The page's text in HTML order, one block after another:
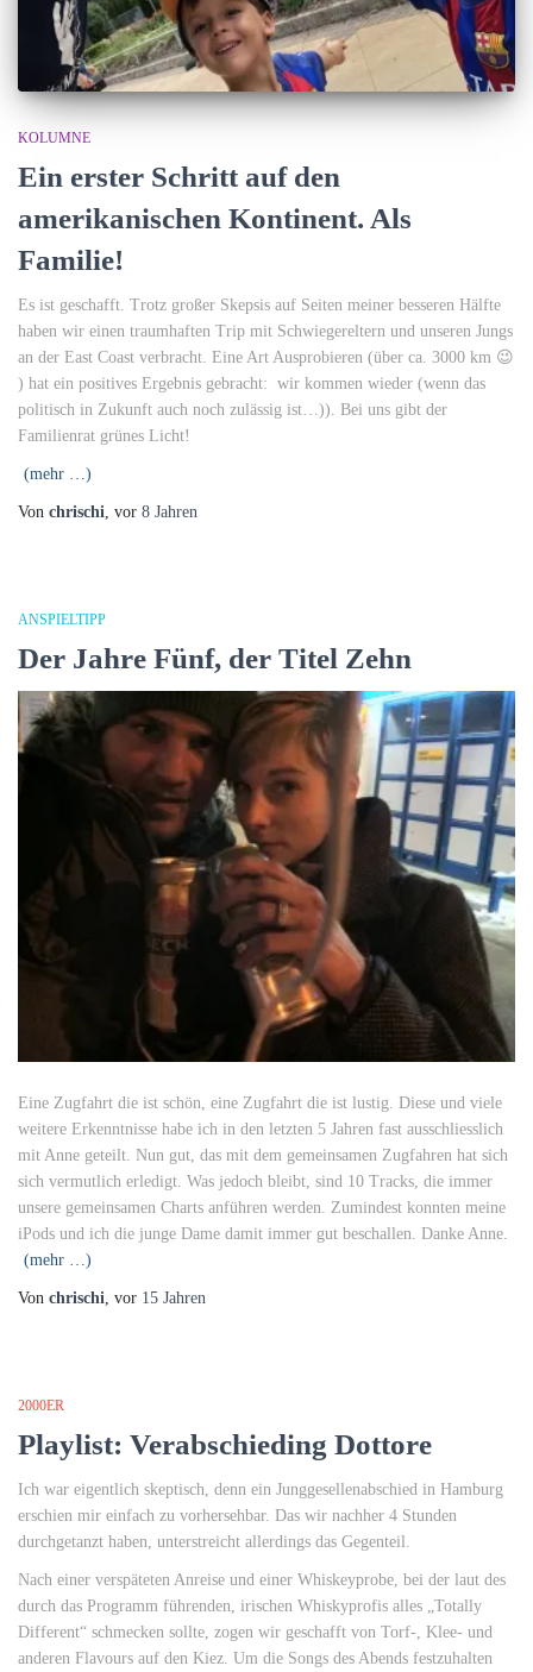
KOLUMNE
Ein erster Schritt auf den
amerikanischen Kontinent. Als
Familie!
Es ist geschafft. Trotz großer Skepsis auf Seiten meiner besseren Hälfte
haben wir einen traumhaften Trip mit Schwiegereltern und unseren Jungs
an der East Coast verbracht. Eine Art Ausprobieren (über ca. 3000 km 😉
) hat ein positives Ergebnis gebracht: wir kommen wieder (wenn das
politisch in Zukunft auch noch zulässig ist…)). Bei uns gibt der
Familienrat grünes Licht!
(mehr …)
Von chrischi , vor 8 Jahren
ANSPIELTIPP
Der Jahre Fünf, der Titel Zehn
Eine Zugfahrt die ist schön, eine Zugfahrt die ist lustig. Diese und viele
weitere Erkenntnisse habe ich in den letzten 5 Jahren fast ausschliesslich
mit Anne geteilt. Nun gut, das mit dem gemeinsamen Zugfahren hat sich
sich vermutlich erledigt. Was jedoch bleibt, sind 10 Tracks, die immer
unsere gemeinsamen Charts anführen werden. Zumindest konnten meine
iPods und ich die junge Dame damit immer gut beschallen. Danke Anne.
(mehr …)
Von chrischi , vor 15 Jahren
2000ER
Playlist: Verabschieding Dottore
Ich war eigentlich skeptisch, denn ein Junggesellenabschied in Hamburg
erschien mir einfach zu vorhersehbar. Das wir nachher 4 Stunden
durchgetanzt haben, unterstreicht allerdings das Gegenteil.
Nach einer verspäteten Anreise und einer Whiskeyprobe, bei der laut des
durch das Programm führenden, irischen Whiskyprofis alles „Totally
Different“ schmecken sollte, zogen wir geschafft von Torf-, Klee- und
anderen Flavours auf den Kiez. Um die Songs des Abends festzuhalten